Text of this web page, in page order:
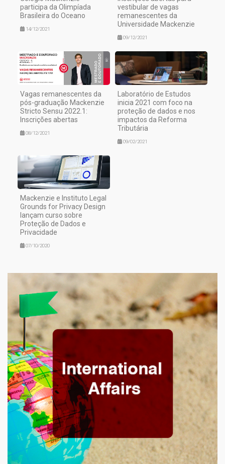
participa da Olimpíada
Brasileira do Oceano
14/12/2021
vestibular de vagas
remanescentes da
Universidade Mackenzie
09/12/2021
Vagas remanescentes da
pós-graduação Mackenzie
Stricto Sensu 2022.1:
Inscrições abertas
08/12/2021
Laboratório de Estudos
inicia 2021 com foco na
proteção de dados e nos
impactos da Reforma
Tributária
09/02/2021
Mackenzie e Instituto Legal
Grounds for Privacy Design
lançam curso sobre
Proteção de Dados e
Privacidade
07/10/2020